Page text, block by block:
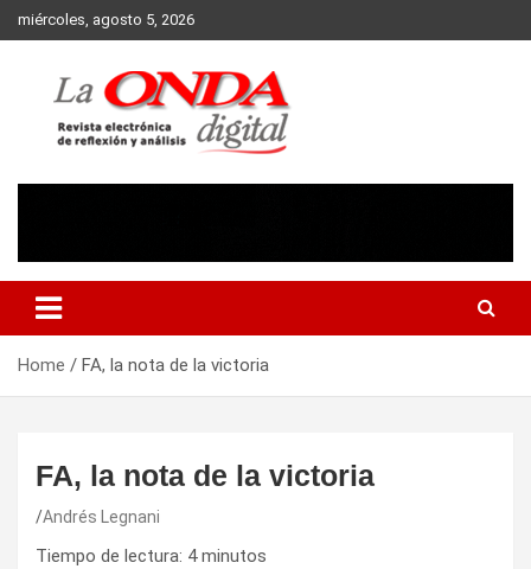
to
miércoles, agosto 5, 2026
Home FA, la nota de la victoria
FA, la nota de la victoria
Andrés Legnani
Tiempo de lectura: 4 minutos